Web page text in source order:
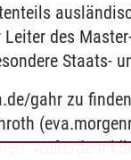
des
Staats-
gahr zu
Außerdem